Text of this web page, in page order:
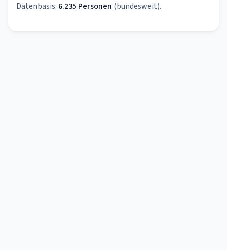
Datenbasis: 6.235 Personen (bundesweit).